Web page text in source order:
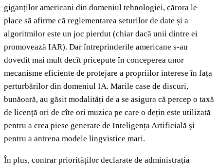
giganților americani din domeniul tehnologiei, cărora le
place să afirme că reglementarea seturilor de date și a
algoritmilor este un joc pierdut (chiar dacă unii dintre ei
promovează IAR). Dar întreprinderile americane s-au
dovedit mai mult decît pricepute în conceperea unor
mecanisme eficiente de protejare a propriilor interese în fața
perturbărilor din domeniul IA. Marile case de discuri,
bunăoară, au găsit modalități de a se asigura că percep o taxă
de licență ori de cîte ori muzica pe care o dețin este utilizată
pentru a crea piese generate de Inteligența Artificială și
pentru a antrena modele lingvistice mari.
În plus, contrar priorităților declarate de administrația